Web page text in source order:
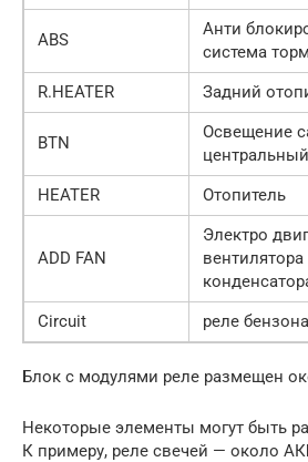
ABS
Анти
система
R.HEATER Задний
BTN
Освещение
HEATER Отопитель
ADD FAN
Электро
вентилятора
Circuit реле
Блок с модулями реле размещен
Некоторые элементы могут быть
К примеру, реле свечей — около